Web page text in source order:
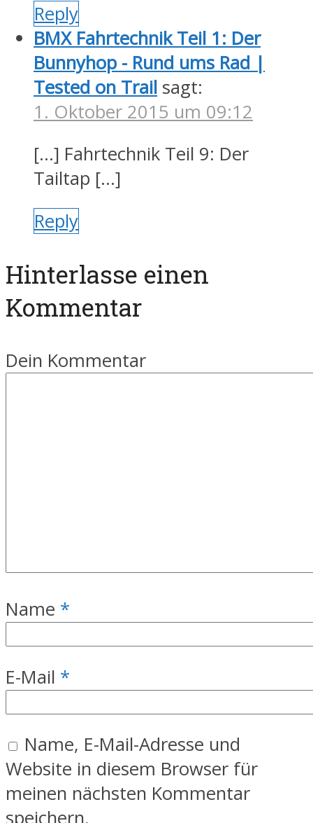
Reply
BMX Fahrtechnik Teil 1: Der
Bunnyhop - Rund ums Rad |
Tested on Trail sagt:
1. Oktober 2015 um 09:12
[…] Fahrtechnik Teil 9: Der
Tailtap […]
Reply
Hinterlasse einen
Kommentar
Dein Kommentar
Name *
E-Mail *
Name, E-Mail-Adresse und
Website in diesem Browser für
meinen nächsten Kommentar
speichern.